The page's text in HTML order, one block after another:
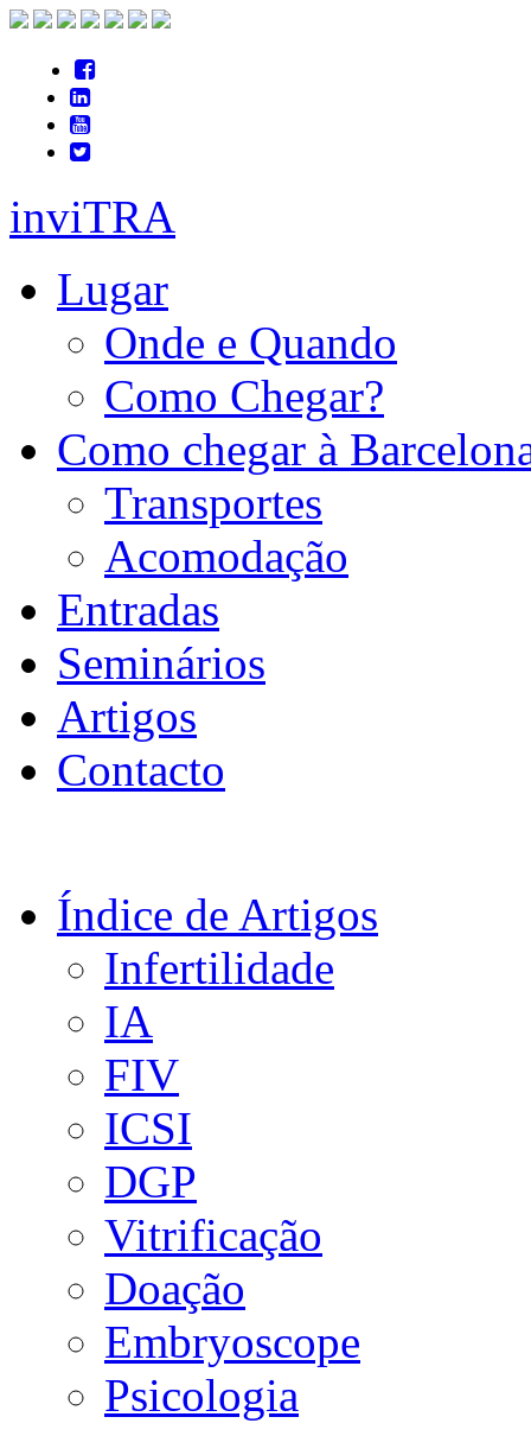
inviTRA
Lugar
Onde e Quando
Como Chegar?
Como chegar à
Transportes
Acomodação
Entradas
Seminários
Artigos
Contacto
Índice de Artigos
Infertilidade
IA
FIV
ICSI
DGP
Vitrificação
Doação
Embryoscope
Psicologia